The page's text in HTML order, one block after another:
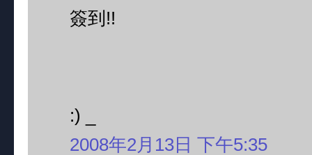
簽到!!
:) _
2008年2月13日 下午5:35